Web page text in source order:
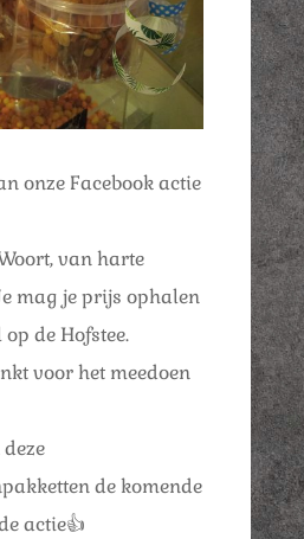
onze Facebook actie
van harte
mag je prijs ophalen
de Hofstee.
voor het meedoen
de komende
actie👍